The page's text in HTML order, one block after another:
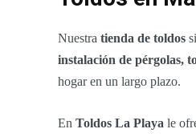
Nuestra tienda de toldos
instalación de pérgolas,
hogar en un largo plazo.
En Toldos La Playa le